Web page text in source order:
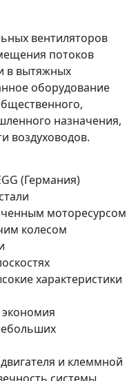
вентиляторов
потоков
в вытяжных
оборудование
назначения,
воздуховодов.
(Германия)
моторесурсом
колесом
характеристики
и клеммной